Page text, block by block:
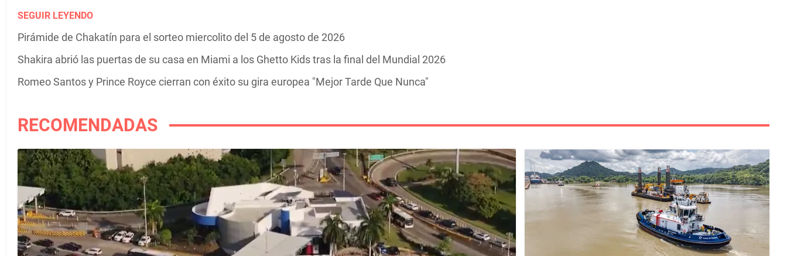
SEGUIR LEYENDO
Pirámide de Chakatín para el sorteo miercolito del 5 de agosto de 2026
Shakira abrió las puertas de su casa en Miami a los Ghetto Kids tras la final del Mundial 2026
Romeo Santos y Prince Royce cierran con éxito su gira europea "Mejor Tarde Que Nunca"
RECOMENDADAS